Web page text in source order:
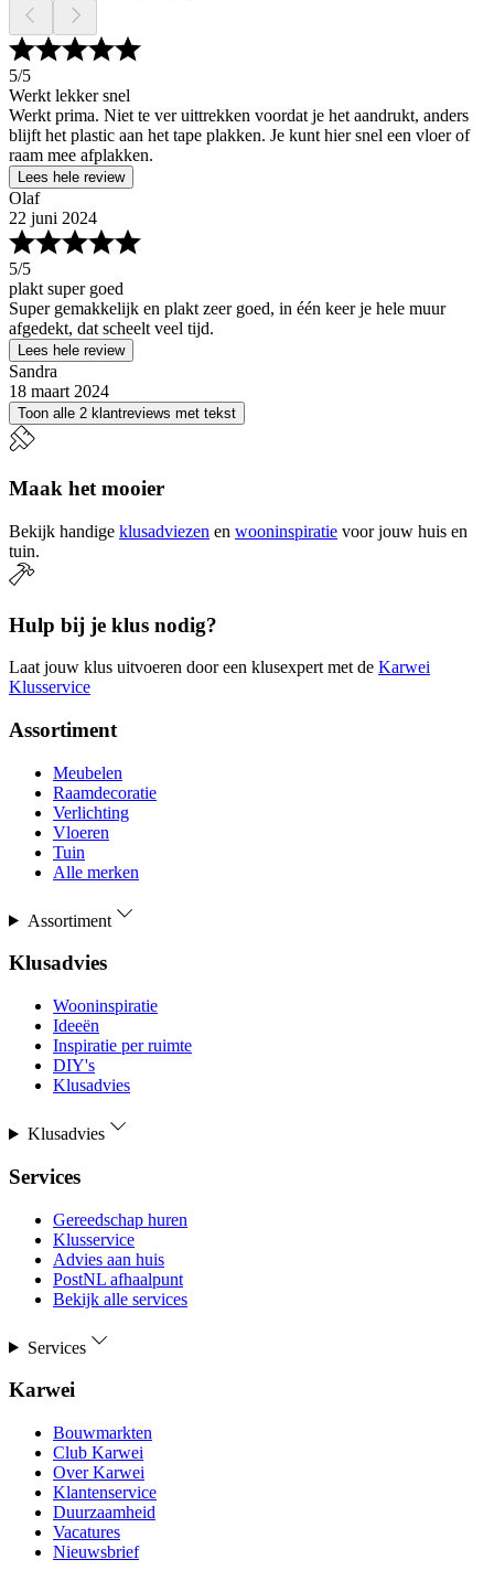
5/5
Werkt lekker snel
Werkt prima. Niet te ver uittrekken voordat je het aandrukt, anders
blijft het plastic aan het tape plakken. Je kunt hier snel een vloer of
raam mee afplakken.
Lees hele review
Olaf
22 juni 2024
5/5
plakt super goed
Super gemakkelijk en plakt zeer goed, in één keer je hele muur
afgedekt, dat scheelt veel tijd.
Lees hele review
Sandra
18 maart 2024
Toon alle 2 klantreviews met tekst
Maak het mooier
Bekijk handige klusadviezen en wooninspiratie voor jouw huis en
tuin.
Hulp bij je klus nodig?
Laat jouw klus uitvoeren door een klusexpert met de Karwei
Klusservice
Assortiment
Meubelen
Raamdecoratie
Verlichting
Vloeren
Tuin
Alle merken
Assortiment
Klusadvies
Wooninspiratie
Ideeën
Inspiratie per ruimte
DIY's
Klusadvies
Klusadvies
Services
Gereedschap huren
Klusservice
Advies aan huis
PostNL afhaalpunt
Bekijk alle services
Services
Karwei
Bouwmarkten
Club Karwei
Over Karwei
Klantenservice
Duurzaamheid
Vacatures
Nieuwsbrief